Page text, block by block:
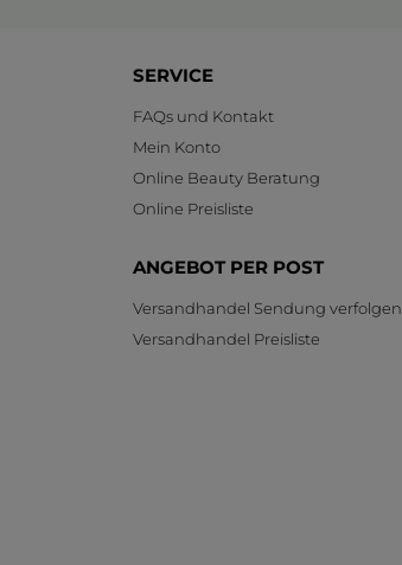
SERVICE
FAQs und Kontakt
Mein Konto
Online Beauty Beratung
Online Preisliste
ANGEBOT PER POST
Versandhandel Sendung verfolgen
Versandhandel Preisliste